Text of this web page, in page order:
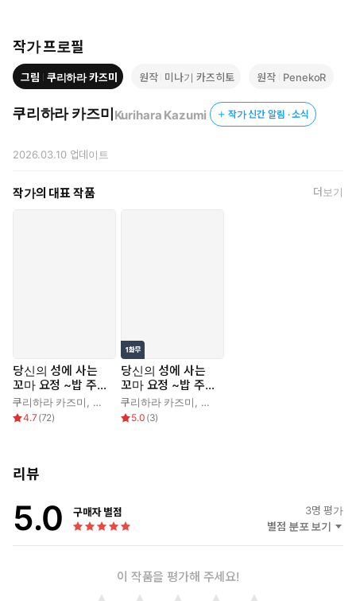
작가 프로필
그림 쿠리하라 카즈미 원작 미나기 카즈히토 원작 PenekoR
쿠리하라 카즈미 Kurihara Kazumi 작가 신간 알림 · 소식
2026.03.10업데이트
작가의 대표 작품 더보기
당신의 성에 사는
꼬마 요정 ~밥 주세
요, 일할게요~
쿠리하라 카즈미 미나기 카즈히토,PenekoR
4.7 (72)
당신의 성에 사는
꼬마 요정 ~밥 주세
요, 일할게요~
쿠리하라 카즈미 미나기 카즈히토
5.0 (3)
리뷰
5.0 구매자 별점 3명 평가
별점 분포 보기
이 작품을 평가해 주세요!